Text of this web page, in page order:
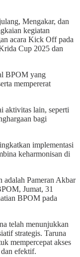
Mengakar, dan
kegiatan
acara Kick Off pada
Cup 2025 dan
BPOM yang
mempererat
aktivitas lain, seperti
bagi
implementasi
keharmonisan di
adalah Pameran Akbar
Jumat, 31
BPOM pada
telah menunjukkan
strategis. Taruna
mempercepat akses
efektif.